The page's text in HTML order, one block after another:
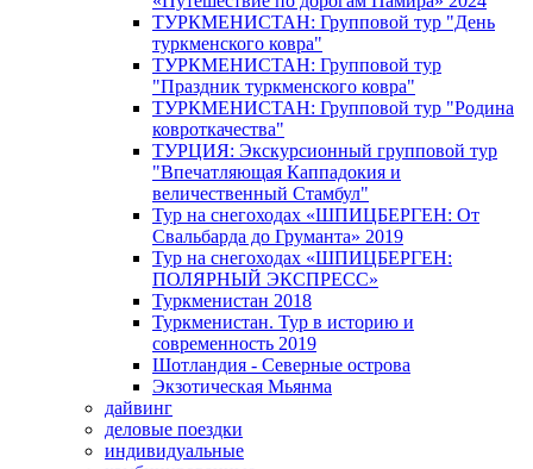
ТУРКМЕНИСТАН: Групповой тур "День
туркменского ковра"
ТУРКМЕНИСТАН: Групповой тур
"Праздник туркменского ковра"
ТУРКМЕНИСТАН: Групповой тур "Родина
ковроткачества"
ТУРЦИЯ: Экскурсионный групповой тур
"Впечатляющая Каппадокия и
величественный Стамбул"
Тур на снегоходах «ШПИЦБЕРГЕН: От
Свальбарда до Груманта» 2019
Тур на снегоходах «ШПИЦБЕРГЕН:
ПОЛЯРНЫЙ ЭКСПРЕСС»
Туркменистан 2018
Туркменистан. Тур в историю и
современность 2019
Шотландия - Северные острова
Экзотическая Мьянма
дайвинг
деловые поездки
индивидуальные